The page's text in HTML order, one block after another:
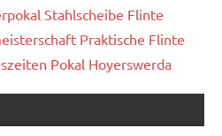
Stahlscheibe Flinte
Praktische Flinte
Pokal Hoyerswerda